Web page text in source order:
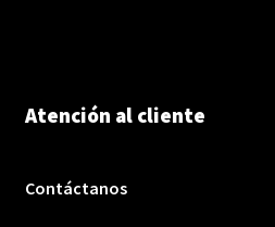
Atención al cliente
Contáctanos